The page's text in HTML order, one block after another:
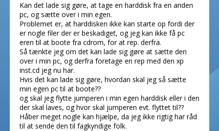
Kan det lade sig gøre, at tage en harddisk fra en anden
pc, og sætte over i min egen.
Problemet er, at harddisken ikke kan starte op fordi der
er nogle filer der er beskadiget, og jeg kan ikke få pc
eren til at boote fra cdrom, for at rep. derfra.
Så tænkte jeg om det kan lade sig gøre at sætte den
over i min pc, og derfra foretage en rep med den xp
inst.cd jeg nu har.
Hvis det kan lade sig gøre, hvordan skal jeg så sætte
min egen pc til at boote??
og skal jeg flytte jumperen i min egen harddisk eller i den
der skal laves, og hvor skal jumperen evt. flyttet til??
Håber meget nogle kan hjælpe, da jeg ikke rigtig har råd
til at sende den til fagkyndige folk.